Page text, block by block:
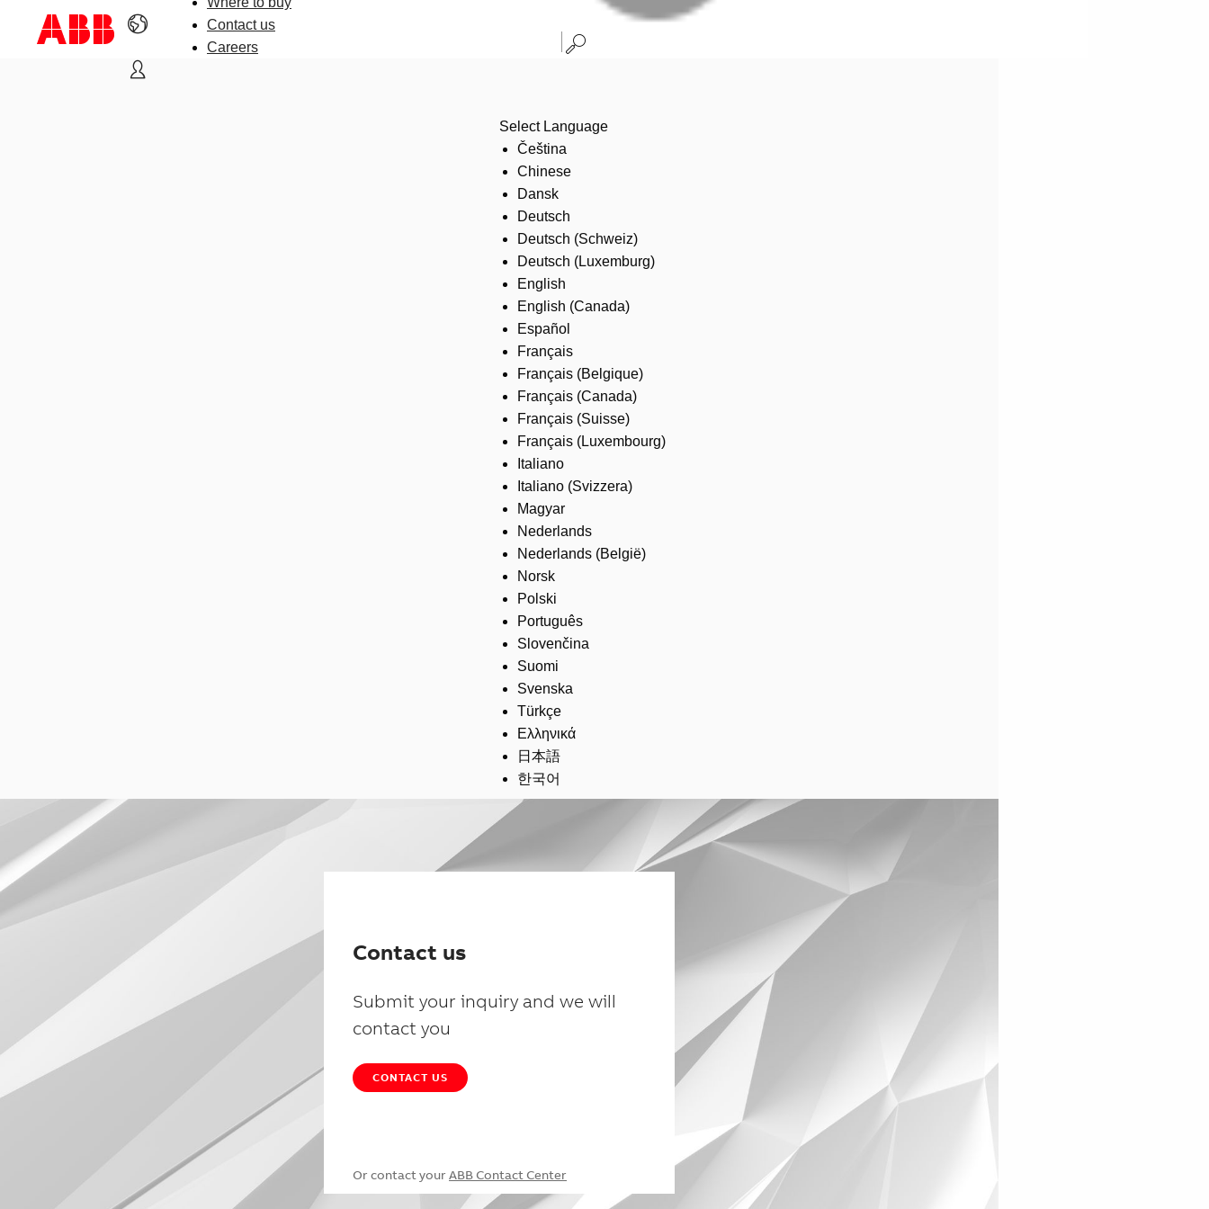
Contact us
Careers
Select Language
Čeština
Chinese
Dansk
Deutsch
Deutsch (Schweiz)
Deutsch (Luxemburg)
English
English (Canada)
Español
Français
Français (Belgique)
Français (Canada)
Français (Suisse)
Français (Luxembourg)
Italiano
Italiano (Svizzera)
Magyar
Nederlands
Nederlands (België)
Norsk
Polski
Português
Slovenčina
Suomi
Svenska
Türkçe
Ελληνικά
日本語
한국어
Contact us
Submit your inquiry and we will
contact you
CONTACT US
Or contact your ABB Contact Center